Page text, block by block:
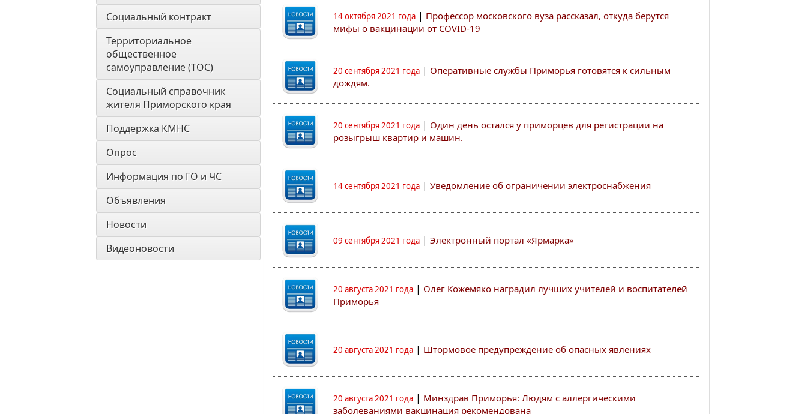
Социальный контракт
Территориальное
общественное
самоуправление (ТОС)
Социальный справочник
жителя Приморского края
Поддержка КМНС
Опрос
Информация по ГО и ЧС
Объявления
Новости
Видеоновости
14 октября 2021 года | Профессор московского вуза рассказал, откуда берутся
мифы о вакцинации от COVID-19
20 сентября 2021 года | Оперативные службы Приморья готовятся к сильным
дождям.
20 сентября 2021 года | Один день остался у приморцев для регистрации на
розыгрыш квартир и машин.
14 сентября 2021 года | Уведомление об ограничении электроснабжения
09 сентября 2021 года | Электронный портал «Ярмарка»
20 августа 2021 года | Олег Кожемяко наградил лучших учителей и воспитателей
Приморья
20 августа 2021 года | Штормовое предупреждение об опасных явлениях
20 августа 2021 года | Минздрав Приморья: Людям с аллергическими
заболеваниями вакцинация рекомендована